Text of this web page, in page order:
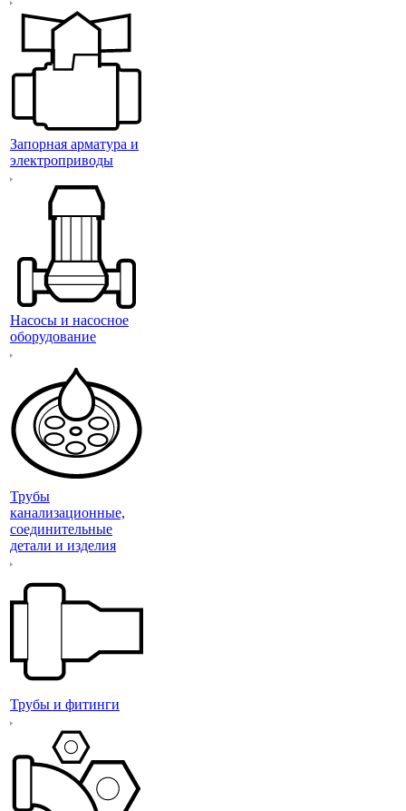
Запорная арматура и
электроприводы
Насосы и насосное
оборудование
Трубы
канализационные,
соединительные
детали и изделия
Трубы и фитинги